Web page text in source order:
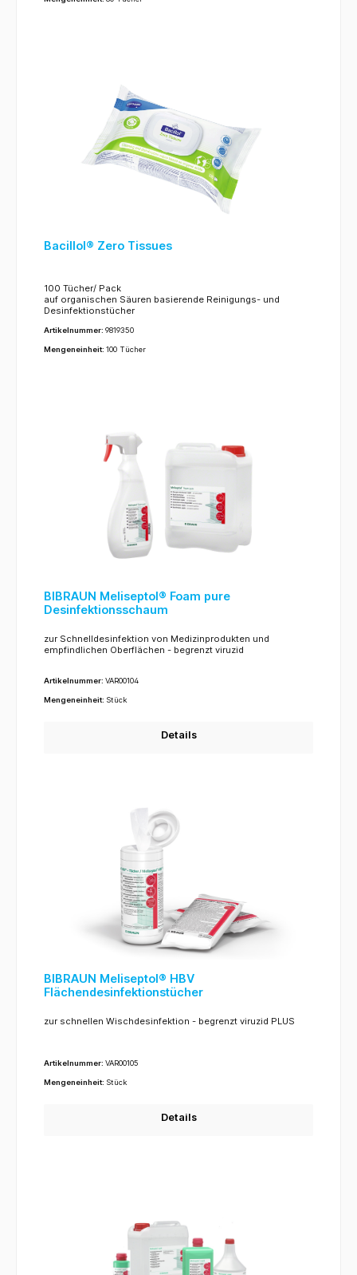
Bacillol® Zero Tissues
100 Tücher/ Pack
auf organischen Säuren basierende Reinigungs- und
Desinfektionstücher
Artikelnummer: 9819350
Mengeneinheit: 100 Tücher
BIBRAUN Meliseptol® Foam pure
Desinfektionsschaum
zur Schnelldesinfektion von Medizinprodukten und
empfindlichen Oberflächen - begrenzt viruzid
Artikelnummer: VAR00104
Mengeneinheit: Stück
Details
BIBRAUN Meliseptol® HBV
Flächendesinfektionstücher
zur schnellen Wischdesinfektion - begrenzt viruzid PLUS
Artikelnummer: VAR00105
Mengeneinheit: Stück
Details